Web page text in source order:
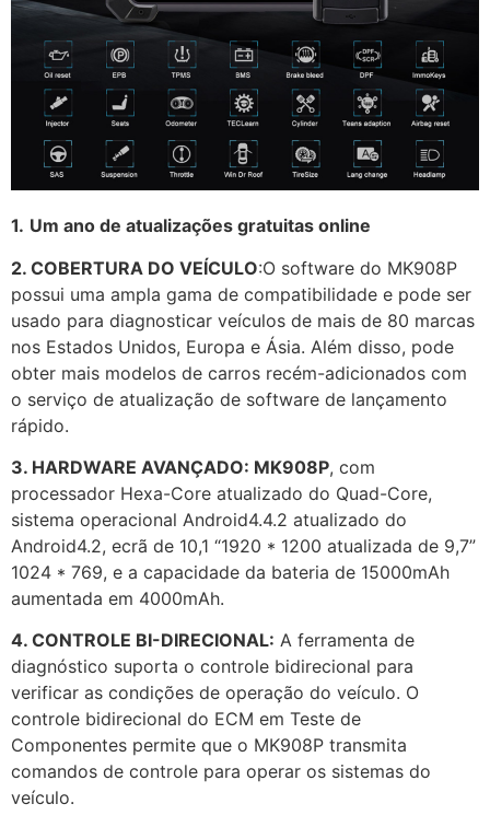
1. Um ano de atualizações gratuitas online
2. COBERTURA DO VEÍCULO:O software do MK908P
possui uma ampla gama de compatibilidade e pode ser
usado para diagnosticar veículos de mais de 80 marcas
nos Estados Unidos, Europa e Ásia. Além disso, pode
obter mais modelos de carros recém-adicionados com
o serviço de atualização de software de lançamento
rápido.
3. HARDWARE AVANÇADO: MK908P, com
processador Hexa-Core atualizado do Quad-Core,
sistema operacional Android4.4.2 atualizado do
Android4.2, ecrã de 10,1 “1920 * 1200 atualizada de 9,7”
1024 * 769, e a capacidade da bateria de 15000mAh
aumentada em 4000mAh.
4. CONTROLE BI-DIRECIONAL: A ferramenta de
diagnóstico suporta o controle bidirecional para
verificar as condições de operação do veículo. O
controle bidirecional do ECM em Teste de
Componentes permite que o MK908P transmita
comandos de controle para operar os sistemas do
veículo.